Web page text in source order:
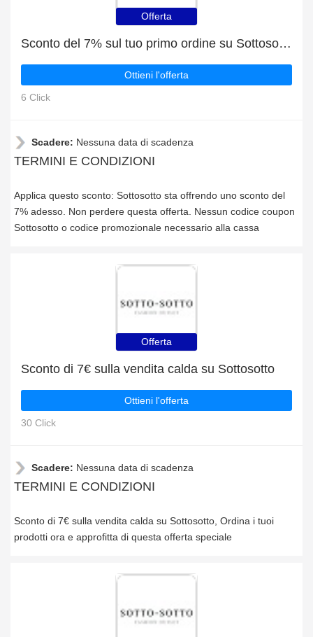
Offerta
Sconto del 7% sul tuo primo ordine su Sottosotto
Ottieni l'offerta
6 Click
Scadere: Nessuna data di scadenza
TERMINI E CONDIZIONI
Applica questo sconto: Sottosotto sta offrendo uno sconto del
7% adesso. Non perdere questa offerta. Nessun codice coupon
Sottosotto o codice promozionale necessario alla cassa
Offerta
Sconto di 7€ sulla vendita calda su Sottosotto
Ottieni l'offerta
30 Click
Scadere: Nessuna data di scadenza
TERMINI E CONDIZIONI
Sconto di 7€ sulla vendita calda su Sottosotto, Ordina i tuoi
prodotti ora e approfitta di questa offerta speciale